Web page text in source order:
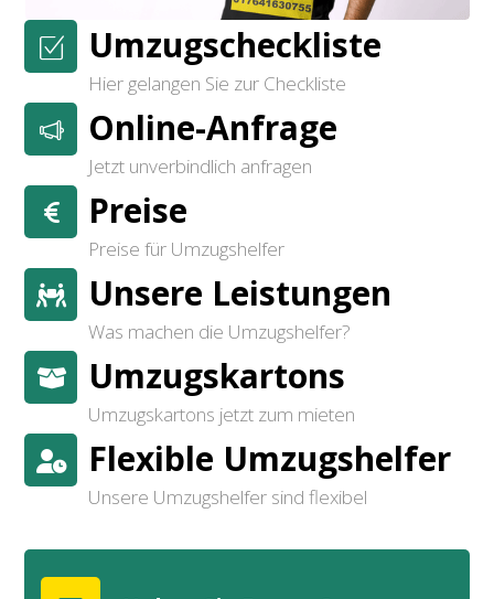
Umzugscheckliste
Hier gelangen Sie zur Checkliste
Online-Anfrage
Jetzt unverbindlich anfragen
Preise
Preise für Umzugshelfer
Unsere Leistungen
Was machen die Umzugshelfer?
Umzugskartons
Umzugskartons jetzt zum mieten
Flexible Umzugshelfer
Unsere Umzugshelfer sind flexibel